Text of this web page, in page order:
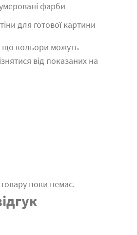
фарби
для готової картини
що кольори можуть
від показаних на
поки немає.